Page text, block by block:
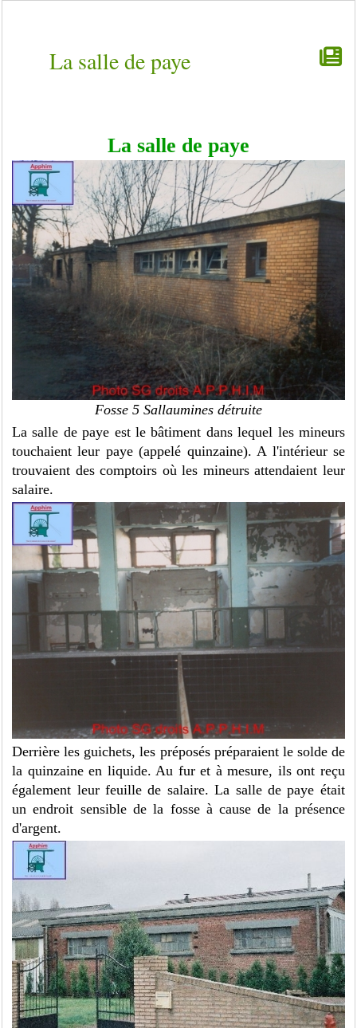
La salle de paye
La salle de paye
Fosse 5 Sallaumines détruite
La salle de paye est le bâtiment dans lequel les mineurs
touchaient leur paye (appelé quinzaine). A l'intérieur se
trouvaient des comptoirs où les mineurs attendaient leur
salaire.
Derrière les guichets, les préposés préparaient le solde de
la quinzaine en liquide. Au fur et à mesure, ils ont reçu
également leur feuille de salaire. La salle de paye était
un endroit sensible de la fosse à cause de la présence
d'argent.